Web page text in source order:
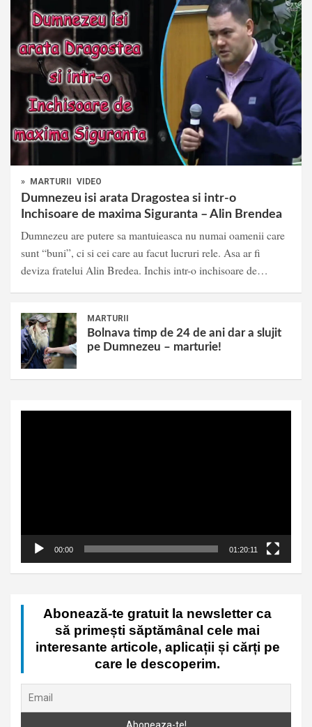
» MARTURII VIDEO
Dumnezeu isi arata Dragostea si intr-o
Inchisoare de maxima Siguranta – Alin Brendea
Dumnezeu are putere sa mantuieasca nu numai oamenii care
sunt “buni”, ci si cei care au facut lucruri rele. Asa ar fi
deviza fratelui Alin Bredea. Inchis intr-o inchisoare de…
MARTURII
Bolnava timp de 24 de ani dar a slujit
pe Dumnezeu – marturie!
00:00 01:20:11
Abonează-te gratuit la newsletter ca
să primești săptămânal cele mai
interesante articole, aplicații și cărți pe
care le descoperim.